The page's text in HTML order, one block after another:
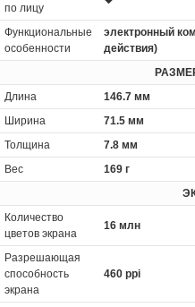
по лицу
Функциональные
особенности
электронный
действия)
Длина
146.7 мм
Ширина
71.5 мм
Толщина
7.8 мм
Вес
169 г
Количество
цветов экрана
16 млн
Разрешающая
способность
экрана
460 ppi